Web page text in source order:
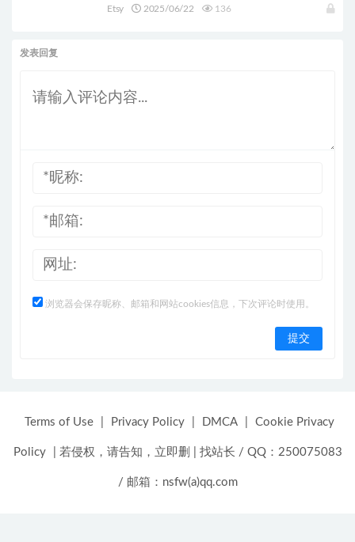
Etsy 2025/06/22 136
发表回复
浏览器会保存昵称、邮箱和网站cookies信息，下次评论时使用。
Terms of Use Privacy Policy DMCA Cookie Privacy
Policy 若侵权，请告知，立即删 找站长 / QQ：250075083
/ 邮箱：nsfw(a)qq.com